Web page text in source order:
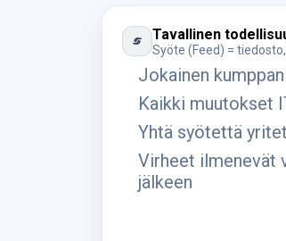
Tavallinen
Syöte (Feed) =
Jokainen
Kaikki muutokset
Yhtä syötettä
Virheet ilmenevät
jälkeen